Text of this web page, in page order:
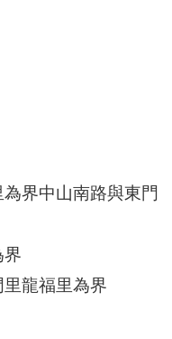
界中山南路與東門
界
龍福里為界